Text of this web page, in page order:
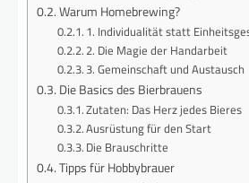
Warum Homebrewing?
1. Individualität statt
2. Die Magie der Handarbeit
3. Gemeinschaft und Austausch
Die Basics des Bierbrauens
Zutaten: Das Herz jedes Bieres
Ausrüstung für den Start
Die Brauschritte
Tipps für Hobbybrauer